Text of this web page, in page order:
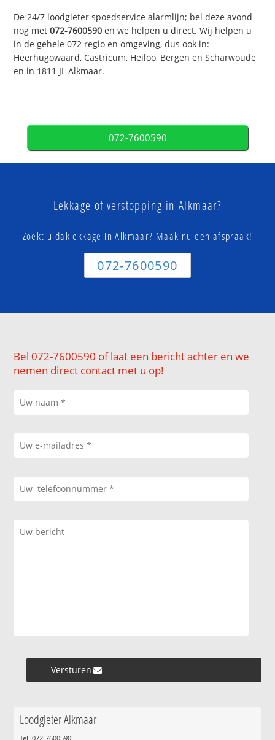
De 24/7 loodgieter spoedservice alarmlijn; bel deze avond
nog met072-7600590 en we helpen u direct. Wij helpen u
in de gehele 072 regio en omgeving, dus ook in:
Heerhugowaard, Castricum, Heiloo, Bergen en Scharwoude
en in 1811 JL Alkmaar.
072-7600590
Lekkage of verstopping in Alkmaar?
Zoekt u daklekkage in Alkmaar? Maak nu een afspraak!
072-7600590
Bel 072-7600590 of laat een bericht achter en we
nemen direct contact met u op!
Versturen »
Loodgieter Alkmaar
Tel: 072-7600590